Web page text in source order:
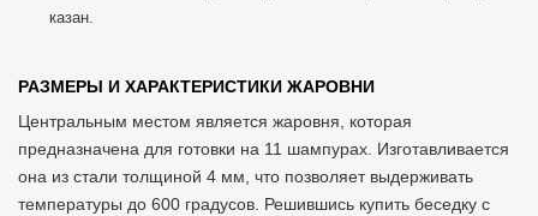
казан.
РАЗМЕРЫ И ХАРАКТЕРИСТИКИ ЖАРОВНИ
Центральным местом является жаровня, которая
предназначена для готовки на 11 шампурах. Изготавливается
она из стали толщиной 4 мм, что позволяет выдерживать
температуры до 600 градусов. Решившись купить беседку с